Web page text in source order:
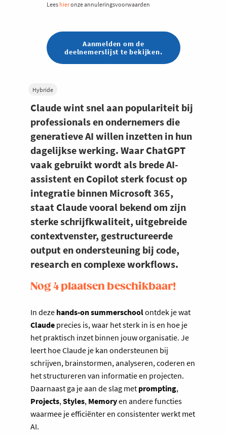
Hybride
Claude wint snel aan populariteit bij
professionals en ondernemers die
generatieve AI willen inzetten in hun
dagelijkse werking. Waar ChatGPT
vaak gebruikt wordt als brede AI-
assistent en Copilot sterk focust op
integratie binnen Microsoft 365,
staat Claude vooral bekend om zijn
sterke schrijfkwaliteit, uitgebreide
contextvenster, gestructureerde
output en ondersteuning bij code,
research en complexe workflows.
Nog 4 plaatsen beschikbaar!
In deze hands-on summerschoolontdek je wat
Claude precies is, waar het sterk in is en hoe je
het praktisch inzet binnen jouw organisatie. Je
leert hoe Claude je kan ondersteunen bij
schrijven, brainstormen, analyseren, coderen en
het structureren van informatie en projecten.
Daarnaast ga je aan de slag met prompting,
Projects,Styles, Memoryen andere functies
waarmee je efficiënter en consistenter werkt met
AI.
Lees hieronze annuleringsvoorwaarden
Aanmelden om de
deelnemerslijst te bekijken.